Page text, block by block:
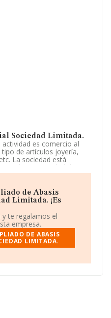
Sociedad Limitada.
es comercio al
de artículos joyería,
La sociedad está
La actividad de
a '%cnae%', cuyo Código
Sociedad
en Calle Palacio
Asturias.
a nivel nacional la
de Abasis
Limitada. ¡Es
te regalamos el
empresa.
DE ABASIS
LIMITADA.